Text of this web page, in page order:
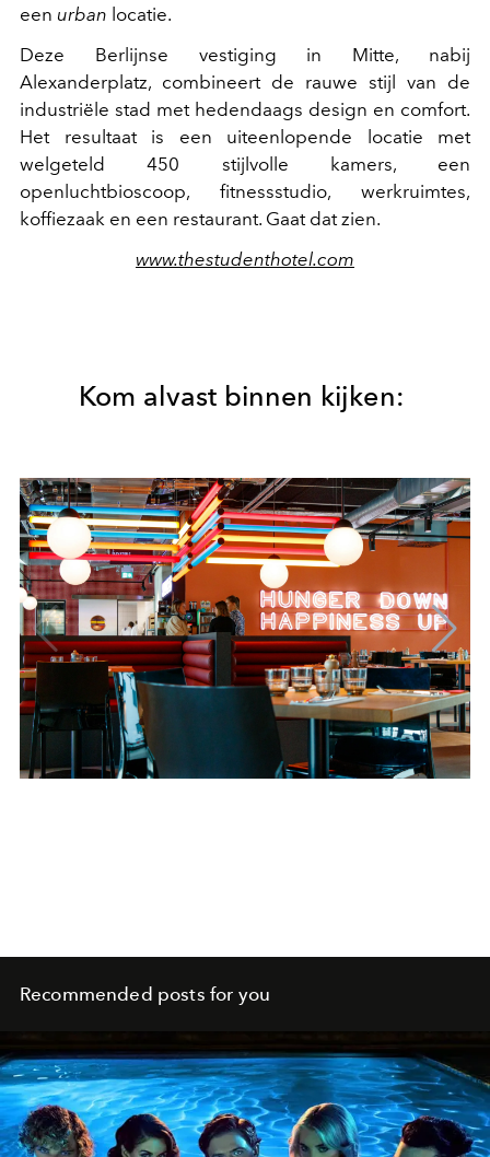
een urban locatie.
Deze Berlijnse vestiging in Mitte, nabij
Alexanderplatz, combineert de rauwe stijl van de
industriële stad met hedendaags design en comfort.
Het resultaat is een uiteenlopende locatie met
welgeteld 450 stijlvolle kamers, een
openluchtbioscoop, fitnessstudio, werkruimtes,
koffiezaak en een restaurant. Gaat dat zien.
www.thestudenthotel.com
Kom alvast binnen kijken:
Recommended posts for you